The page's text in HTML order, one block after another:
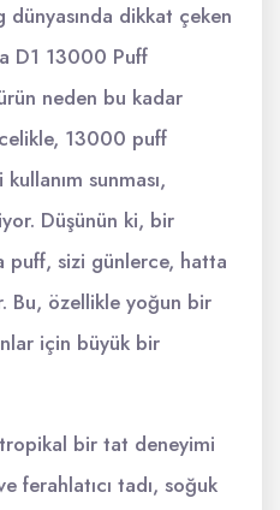
dikkat çeken
D1 13000 Puff
neden bu kadar
13000 puff
sunması,
Düşünün ki, bir
puff, sizi günlerce, hatta
Bu, özellikle yoğun bir
için büyük bir
bir tat deneyimi
ferahlatıcı tadı, soğuk